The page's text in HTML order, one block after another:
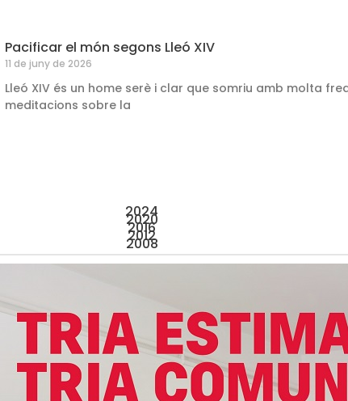
Pacificar el món segons Lleó XIV
11 de juny de 2026
Lleó XIV és un home serè i clar que somriu amb molta
meditacions sobre la
2024
2020
2016
2012
2008